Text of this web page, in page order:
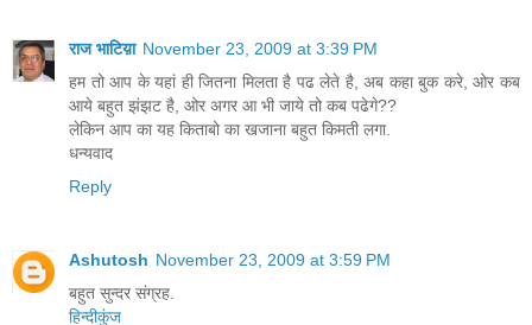
राज भाटिय़ा November 23, 2009 at 3:39 PM
हम तो आप के यहां ही जितना मिलता है पढ लेते है, अब कहा बुक करे, ओर कब
आये बहुत झंझट है, ओर अगर आ भी जाये तो कब पढेगे??
लेकिन आप का यह किताबो का खजाना बहुत किमती लगा.
धन्यवाद
Reply
Ashutosh November 23, 2009 at 3:59 PM
बहुत सुन्दर संग्रह.
हिन्दीकुंज